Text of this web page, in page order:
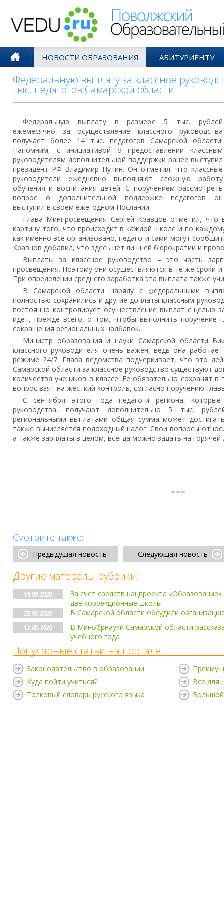
НОВОСТИ ОБРАЗОВАНИЯ АБИТУРИЕНТУ
Федеральную выплату за классное
тыс. педагогов Самарской области
Федеральную выплату в размере 5 тыс. рублей
ежемесячно за осуществление классного руководства
получает более 14 тыс. педагогов Самарской области.
Напомним, с инициативой о предоставлении классным
руководителям дополнительной поддержки ранее выступил
президент РФ Владимир Путин. Он отметил, что классные
руководители ежедневно выполняют сложную работу
обучения и воспитания детей. С поручением рассмотреть
вопрос о дополнительной поддержке педагогов он
выступил в своем ежегодном Послании.
Глава Минпросвещения Сергей Кравцов отметил, что
картину того, что происходит в каждой школе и по
как именно все организовано, педагоги сами могут
Кравцов добавил, что здесь нет лишней бюрократии и
Выплаты за классное руководство – это часть
просвещения. Поэтому они осуществляются в те же сроки
При определении среднего заработка эта выплата также
В Самарской области наряду с федеральными
полностью сохранились и другие доплаты классным
постоянно контролирует осуществление выплат с целью
идет, прежде всего, о том, чтобы выполнить поручение
сокращения региональных надбавок.
Министр образования и науки Самарской области
классного руководителя очень важен, ведь она
режиме 24/7. Глава ведомства подчеркивает, что это
Самарской области за классное руководство существуют
количества учеников в классе. Ее обязательно сохранят
вопрос взят на жесткий контроль, согласно поручению
С сентября этого года педагоги региона,
руководства, получают дополнительно 5 тыс.
региональными выплатами общая сумма может
также вычисляется подоходный налог. Свои вопросы
а также зарплаты в целом, всегда можно задать на
Смотрите также:
Предыдущая новость Следующая новость
Другие матералы рубрики:
19.09.2020
За счет средств нацпроекта
две коррекционные школы
23.09.2020
В Самарской области обсудили
12.05.2020
В Минобрнауки Самарской области
учебного года
Популярные статьи на портале:
Законодательство в образовании
Куда пойти учиться?
Толковый словарь русского языка
Все для
Большой